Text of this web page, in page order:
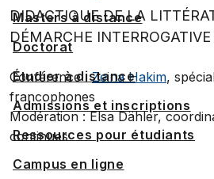
Masters à distance
Doctorat
Étudier à distance
Admissions et inscriptions
Ressources pour étudiants
Campus en ligne
DIDACTIQUE DE LA
DÉMARCHE INTERROGATIVE
Conférence :Zeina Hakim,
francophones
Modération : Elsa Dähler,
continues